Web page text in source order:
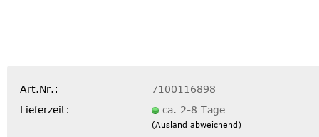
Art.Nr.:
7100116898
Lieferzeit:
ca. 2-8 Tage
(Ausland abweichend)